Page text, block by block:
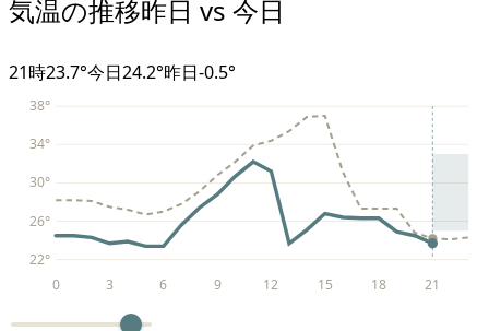
気温の推移昨日 vs 今日
21時23.7°今日24.2°昨日-0.5°
22°
26°
30°
34°
38°
0 3 6 9 12 15 18 21